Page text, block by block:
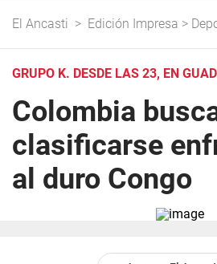
El Ancasti > Edición Impresa >
GRUPO K. DESDE LAS 23, EN
Colombia
clasificarse
al duro Congo